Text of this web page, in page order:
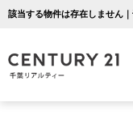
該当する物件は存在しません